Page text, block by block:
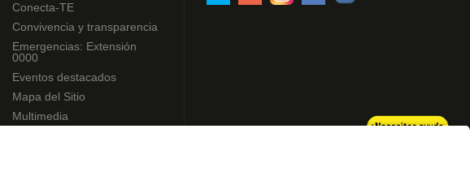
Conecta-TE
Convivencia y transparencia
Emergencias: Extensión
0000
Eventos destacados
Mapa del Sitio
Multimedia